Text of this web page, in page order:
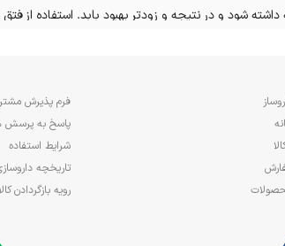
شود و در نتیجه و زودتر بهبود بابد. استفاده از
فرم پذیرش
پاسخ به پرسش
شرایط استفاده
تاریخچه
رویه بازگردادن